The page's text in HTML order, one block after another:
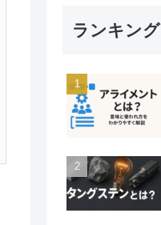
ランキング